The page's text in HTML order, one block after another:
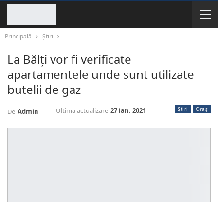
Principală Știri
La Bălți vor fi verificate
apartamentele unde sunt utilizate
butelii de gaz
Știri Oraș
De Admin Ultima actualizare 27 ian. 2021